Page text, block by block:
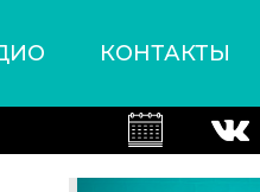
КОНТАКТЫ